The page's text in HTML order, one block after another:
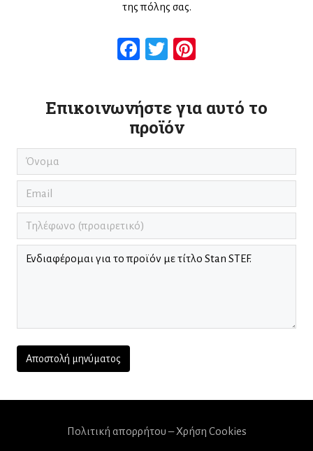
της πόλης σας.
Facebook
Twitter
Επικοινωνήστε για αυτό το
προϊόν
Πολιτική απορρήτου – Χρήση Cookies